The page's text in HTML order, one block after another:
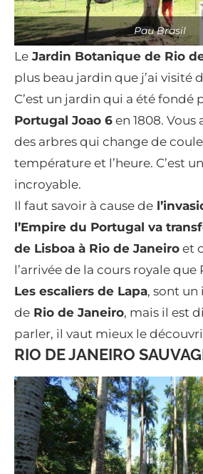
Pau Brasil
Le Jardin Botanique de Rio
plus beau jardin que j’ai visité
C’est un jardin qui a été fondé
Portugal Joao 6 en 1808.
des arbres qui change de
température et l’heure. C’est
incroyable.
Il faut savoir à cause de
l’Empire du Portugal va
de Lisboa à Rio de Janeiro et
l’arrivée de la cours royale que
Les escaliers de Lapa, sont
de Rio de Janeiro, mais il est
parler, il vaut mieux le
RIO DE JANEIRO